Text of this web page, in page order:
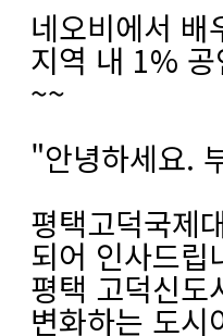
네오비에서 배
지역 내 1%
~~
"안녕하세요.
평택고덕국제
되어 인사드립
평택 고덕신
변화하는 도시